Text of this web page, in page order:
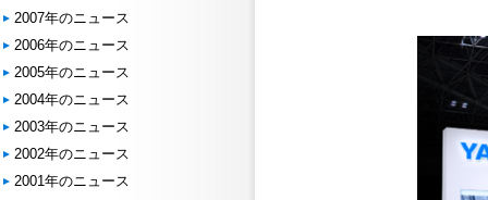
2007年のニュース
2006年のニュース
2005年のニュース
2004年のニュース
2003年のニュース
2002年のニュース
2001年のニュース